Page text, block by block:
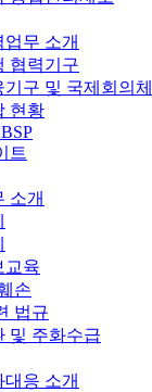
무 소개
협력기구
구 및 국제회의체
현황
트
소개
교육
손
법규
및 주화수급
응 소개